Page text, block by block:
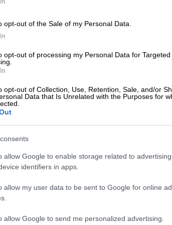
opt-out of the Sale of my Personal Data.
opt-out of processing my Personal Data for Targeted
opt-out of Collection, Use, Retention, Sale, and/or
Data that Is Unrelated with the Purposes for
allow Google to enable storage related to
identifiers in apps.
allow my user data to be sent to Google for online
allow Google to send me personalized advertising.
22.02.2026 08:52
από έκρηξη κροτίδας στην
ακρωτηριασμού δαχτύλων
Η έκρηξη προκάλεσε σοβαρό
με αποτέλεσμα να σημάνει
συναγερμός
Ελλάδα 02.01.2026 22:38